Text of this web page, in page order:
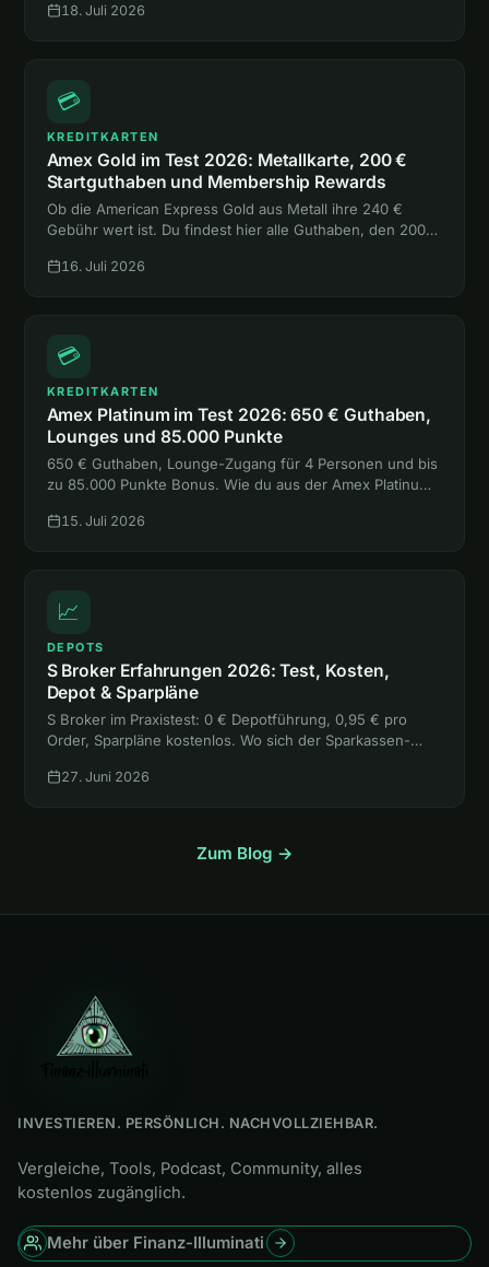
eine einzige Hotelnacht.
18. Juli 2026
💳
KREDITKARTEN
Amex Gold im Test 2026: Metallkarte, 200 €
Startguthaben und Membership Rewards
Ob die American Express Gold aus Metall ihre 240 €
Gebühr wert ist. Du findest hier alle Guthaben, den 200-
Platinum und Payback Amex.
16. Juli 2026
💳
KREDITKARTEN
Amex Platinum im Test 2026: 650 € Guthaben,
Lounges und 85.000 Punkte
650 € Guthaben, Lounge-Zugang für 4 Personen und bis
zu 85.000 Punkte Bonus. Wie du aus der Amex Platinum
15. Juli 2026
📈
DEPOTS
S Broker Erfahrungen 2026: Test, Kosten,
Depot & Sparpläne
S Broker im Praxistest: 0 € Depotführung, 0,95 € pro
Order, Sparpläne kostenlos. Wo sich der Sparkassen-
und für wen er passt.
27. Juni 2026
Zum Blog →
INVESTIEREN. PERSÖNLICH. NACHVOLLZIEHBAR.
Vergleiche, Tools, Podcast, Community, alles
kostenlos zugänglich.
Mehr über Finanz-Illuminati